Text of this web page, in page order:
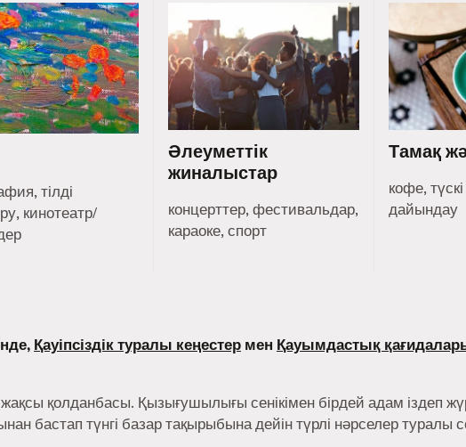
тілді
кинотеатр/
Әлеуметтік
жиналыстар
концерттер, фестивальдар,
караоке, спорт
Тамақ
кофе,
дайындау
Қауіпсіздік туралы кеңестер мен Қауымдастық
қолданбасы. Қызығушылығы сенікімен бірдей адам іздеп
бастап түнгі базар тақырыбына дейін түрлі нәрселер туралы